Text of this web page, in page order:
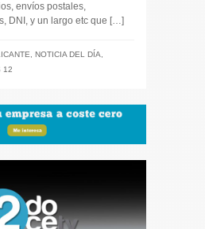
envíos postales,
DNI, y un largo etc que […]
, NOTICIA DEL DÍA,
12